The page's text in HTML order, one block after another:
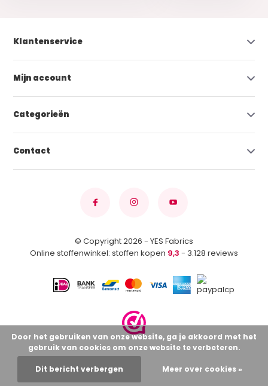
Klantenservice
Mijn account
Categorieën
Contact
© Copyright 2026 - YES Fabrics
Online stoffenwinkel: stoffen kopen 9,3 - 3.128 reviews
Door het gebruiken van onze website, ga je akkoord met het
gebruik van cookies om onze website te verbeteren.
Dit bericht verbergen Meer over cookies »